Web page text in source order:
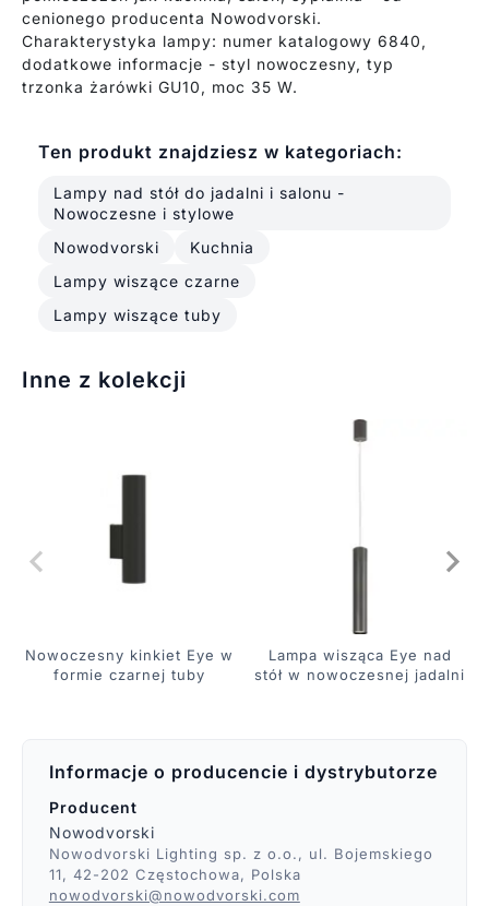
cenionego producenta Nowodvorski.
Charakterystyka lampy: numer katalogowy 6840,
dodatkowe informacje - styl nowoczesny, typ
trzonka żarówki GU10, moc 35 W.
Ten produkt znajdziesz w kategoriach:
Lampy nad stół do jadalni i salonu -
Nowoczesne i stylowe
Nowodvorski
Kuchnia
Lampy wiszące czarne
Lampy wiszące tuby
Inne z kolekcji
Nowoczesny kinkiet Eye w
formie czarnej tuby
Lampa wisząca Eye nad
stół w nowoczesnej jadalni
Informacje o producencie i dystrybutorze
Producent
Nowodvorski
Nowodvorski Lighting sp. z o.o., ul. Bojemskiego
11, 42-202 Częstochowa, Polska
nowodvorski@nowodvorski.com